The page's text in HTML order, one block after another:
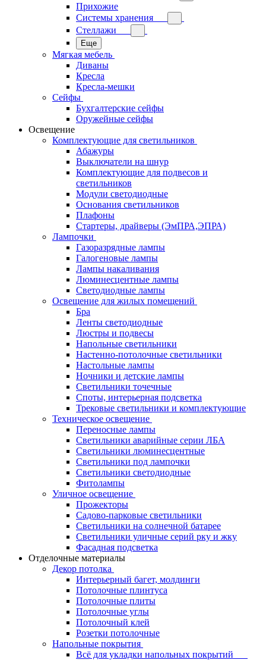
Прихожие
Системы хранения
Стеллажи
Еще
Мягкая мебель
Диваны
Кресла
Кресла-мешки
Сейфы
Бухгалтерские сейфы
Оружейные сейфы
Освещение
Комплектующие для светильников
Абажуры
Выключатели на шнур
Комплектующие для подвесов и
светильников
Модули светодиодные
Основания светильников
Плафоны
Стартеры, драйверы (ЭмПРА,ЭПРА)
Лампочки
Газоразрядные лампы
Галогеновые лампы
Лампы накаливания
Люминесцентные лампы
Светодиодные лампы
Освещение для жилых помещений
Бра
Ленты светодиодные
Люстры и подвесы
Напольные светильники
Настенно-потолочные светильники
Настольные лампы
Ночники и детские лампы
Светильники точечные
Споты, интерьерная подсветка
Трековые светильники и комплектующие
Техническое освещение
Переносные лампы
Светильники аварийные серии ЛБА
Светильники люминесцентные
Светильники под лампочки
Светильники светодиодные
Фитолампы
Уличное освещение
Прожекторы
Садово-парковые светильники
Светильники на солнечной батарее
Светильники уличные серий рку и жку
Фасадная подсветка
Отделочные материалы
Декор потолка
Интерьерный багет, молдинги
Потолочные плинтуса
Потолочные плиты
Потолочные углы
Потолочный клей
Розетки потолочные
Напольные покрытия
Всё для укладки напольных покрытий